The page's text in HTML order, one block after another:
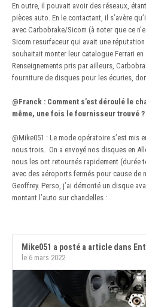
En outre, il pouvait avoir des réseaux,
pièces auto. En le contactant, il s’avère
avec Carbobrake/Sicom (à noter que ce
Sicom resurfaceur qui avait une réputation
souhaitait monter leur catalogue Ferrari en
Renseignements pris par ailleurs,
fourniture de disques pour les écuries,
@Franck : Comment s’est déroulé le
même, une fois le fournisseur trouvé ?
@Mike051 : Le mode opératoire s’est mis
nous trois. On a envoyé nos disques en
nous les ont retournés rapidement (durée
avec des aéroports fermés pour cause de
Geoffrey. Perso, j’ai démonté un disque
montant l’auto sur chandelles :